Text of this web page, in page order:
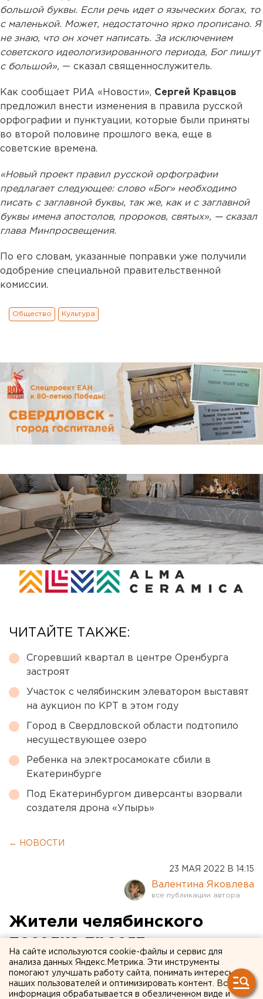
большой буквы. Если речь идет о языческих богах, то
с маленькой. Может, недостаточно ярко прописано. Я
не знаю, что он хочет написать. За исключением
советского идеологизированного периода, Бог пишут
с большой», — сказал священнослужитель.
Как сообщает РИА «Новости», Сергей Кравцов
предложил внести изменения в правила русской
орфографии и пунктуации, которые были приняты
во второй половине прошлого века, еще в
советские времена.
«Новый проект правил русской орфографии
предлагает следующее: слово «Бог» необходимо
писать с заглавной буквы, так же, как и с заглавной
буквы имена апостолов, пророков, святых», — сказал
глава Минпросвещения.
По его словам, указанные поправки уже получили
одобрение специальной правительственной
комиссии.
Общество Культура
ЧИТАЙТЕ ТАКЖЕ:
Сгоревший квартал в центре Оренбурга
застроят
Участок с челябинским элеватором выставят
на аукцион по КРТ в этом году
Город в Свердловской области подтопило
несуществующее озеро
Ребенка на электросамокате сбили в
Екатеринбурге
Под Екатеринбургом диверсанты взорвали
создателя дрона «Упырь»
← НОВОСТИ
23 МАЯ 2022 В 14:15
Валентина Яковлева
Жители челябинского
поселка просят
губернатора включить их в
проект газификации
На сайте используются cookie-файлы и сервис для
анализа данных Яндекс.Метрика. Эти инструменты
помогают улучшать работу сайта, понимать интересы
наших пользователей и оптимизировать контент. Вся
информация обрабатывается в обезличенном виде и